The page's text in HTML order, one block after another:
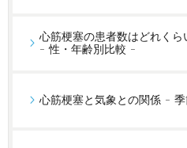
心筋梗塞の患者数はどれくら
- 性・年齢別比較 -
心筋梗塞と気象との関係 -